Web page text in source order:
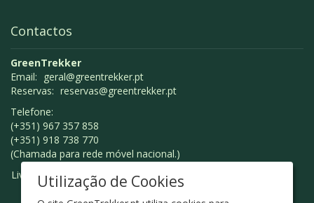
Contactos
GreenTrekker
Email: geral@greentrekker.pt
Reservas: reservas@greentrekker.pt
Telefone:
(+351) 967 357 858
(+351) 918 738 770
(Chamada para rede móvel nacional.)
Livro de Reclamações
Utilização de Cookies